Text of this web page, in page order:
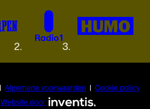
Algemene voorwaarden
Cookie policy
Website door